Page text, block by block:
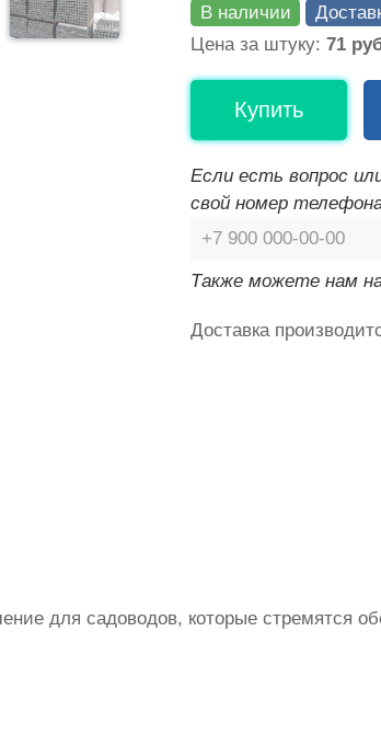
В наличии
Цена за штуку: 71
Купить
Если есть вопрос
свой номер
Также можете нам
Доставка
для садоводов, которые стремятся